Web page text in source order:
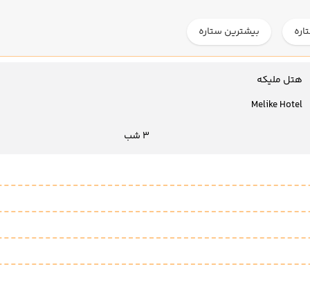
بیشترین ستاره
هتل ملیکه
Melike Hotel
3 شب